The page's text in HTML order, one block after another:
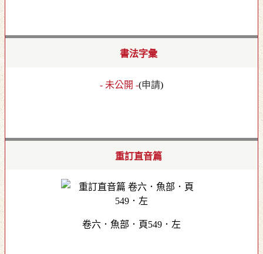
書法字彙
- 未公開 -(申請)
重訂直音篇
卷六．魚部．頁549．左